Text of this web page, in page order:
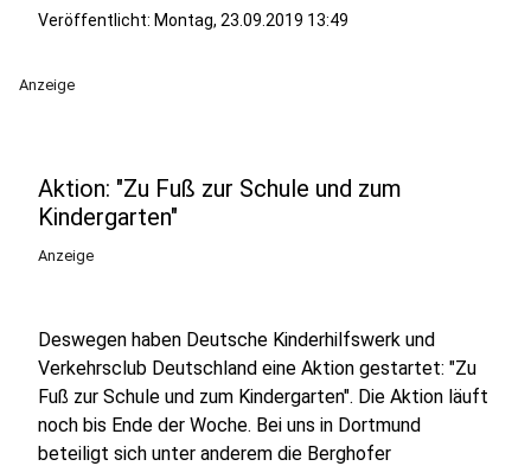
Veröffentlicht: Montag, 23.09.2019 13:49
Anzeige
Aktion: "Zu Fuß zur Schule und zum
Kindergarten"
Anzeige
Deswegen haben Deutsche Kinderhilfswerk und
Verkehrsclub Deutschland eine Aktion gestartet: "Zu
Fuß zur Schule und zum Kindergarten". Die Aktion läuft
noch bis Ende der Woche. Bei uns in Dortmund
beteiligt sich unter anderem die Berghofer